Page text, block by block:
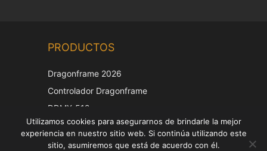
PRODUCTOS
Dragonframe 2026
Controlador Dragonframe
DDMX-512
DMC-32
Tapa de corrección EOS LV
Utilizamos cookies para asegurarnos de brindarle la mejor
experiencia en nuestro sitio web. Si continúa utilizando este
sitio, asumiremos que está de acuerdo con él.
English
German